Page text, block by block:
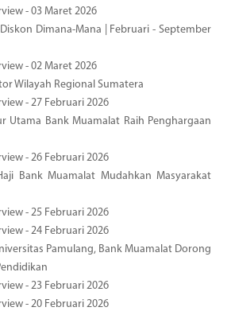
- 03 Maret 2026
Dimana-Mana | Februari - September
- 02 Maret 2026
Wilayah Regional Sumatera
- 27 Februari 2026
Utama Bank Muamalat Raih Penghargaan
- 26 Februari 2026
Bank Muamalat Mudahkan Masyarakat
- 25 Februari 2026
- 24 Februari 2026
Pamulang, Bank Muamalat Dorong
- 23 Februari 2026
- 20 Februari 2026